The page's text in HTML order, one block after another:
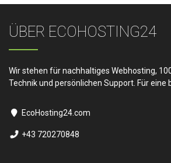
ÜBER ECOHOSTING24
Wir stehen für nachhaltiges Webhosting,
Technik und persönlichen Support. Für eine
EcoHosting24.com
+43 720270848